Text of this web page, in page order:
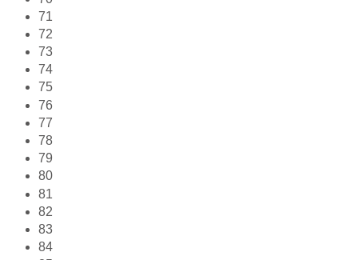
71
72
73
74
75
76
77
78
79
80
81
82
83
84